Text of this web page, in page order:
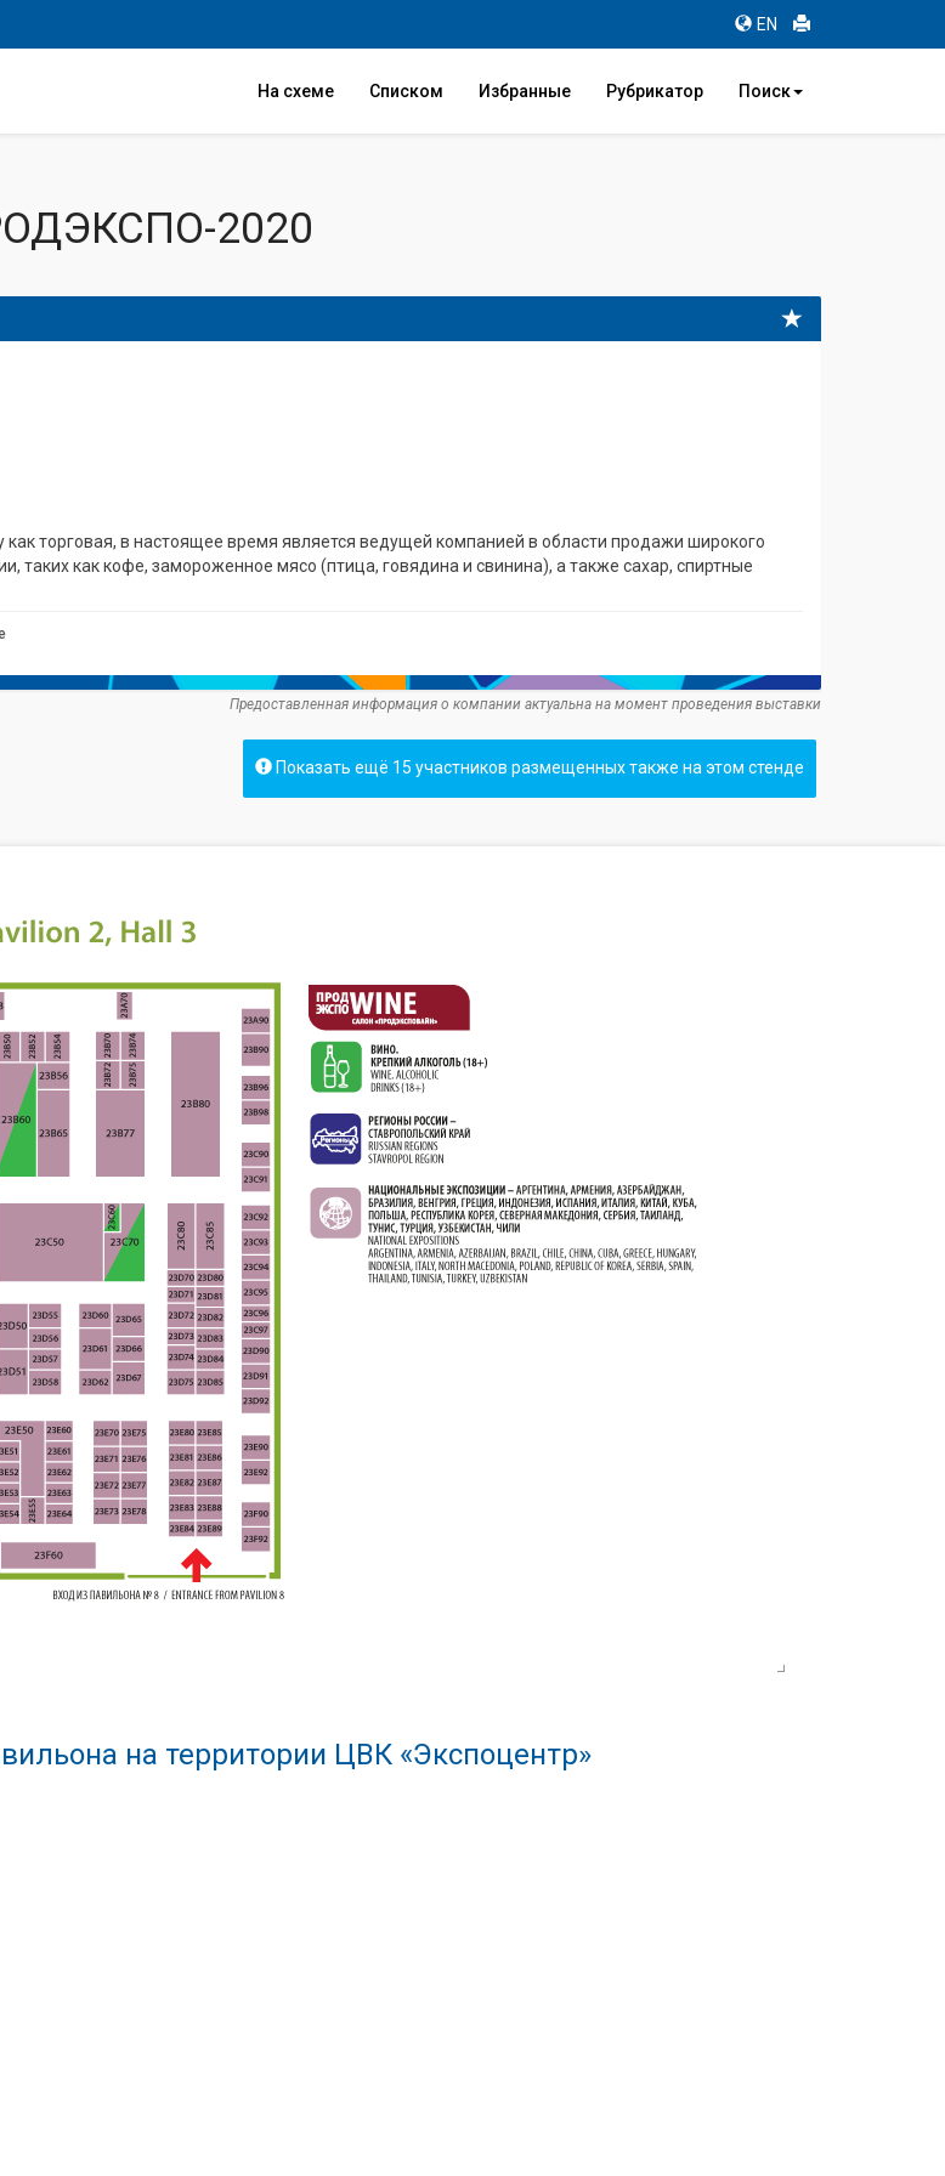
EN
На схеме Списком Избранные Рубрикатор Поиск
2020
торговая, в настоящее время является ведущей компанией в области продажи широкого
таких как кофе, замороженное мясо (птица, говядина и свинина), а также сахар, спиртные
Предоставленная информация о компании актуальна на момент проведения выставки
Показать ещё 15 участников размещенных также на этом стенде
на территории ЦВК «Экспоцентр»